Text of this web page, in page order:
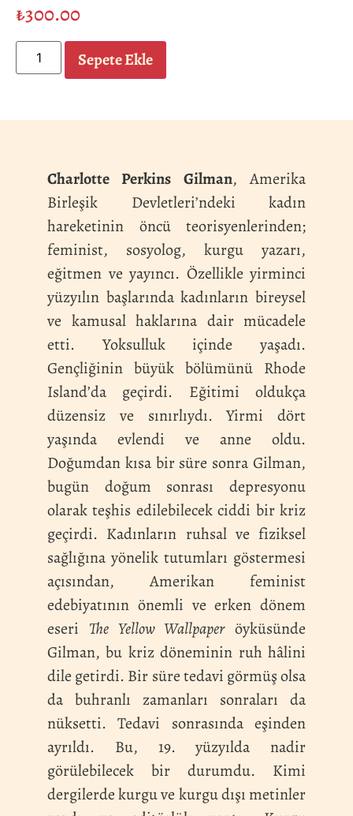
₺300.00
Sepete Ekle
Charlotte Perkins Gilman, Amerika
Birleşik Devletleri’ndeki kadın
hareketinin öncü teorisyenlerinden;
feminist, sosyolog, kurgu yazarı,
eğitmen ve yayıncı. Özellikle yirminci
yüzyılın başlarında kadınların bireysel
ve kamusal haklarına dair mücadele
etti. Yoksulluk içinde yaşadı.
Gençliğinin büyük bölümünü Rhode
Island’da geçirdi. Eğitimi oldukça
düzensiz ve sınırlıydı. Yirmi dört
yaşında evlendi ve anne oldu.
Doğumdan kısa bir süre sonra Gilman,
bugün doğum sonrası depresyonu
olarak teşhis edilebilecek ciddi bir kriz
geçirdi. Kadınların ruhsal ve fiziksel
sağlığına yönelik tutumları göstermesi
açısından, Amerikan feminist
edebiyatının önemli ve erken dönem
eseri The Yellow Wallpaperöyküsünde
Gilman, bu kriz döneminin ruh hâlini
dile getirdi. Bir süre tedavi görmüş olsa
da buhranlı zamanları sonraları da
nüksetti. Tedavi sonrasında eşinden
ayrıldı. Bu, 19. yüzyılda nadir
görülebilecek bir durumdu. Kimi
dergilerde kurgu ve kurgu dışı metinler